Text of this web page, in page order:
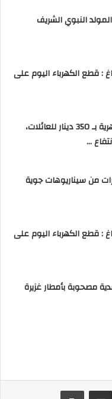
النبوي الشريف
: قطع الكهرباء اليوم على
برنامج يوفر منحة شهرية بـ 350 دينار للعائلات،
…
من سيناريوهات جوية
: قطع الكهرباء اليوم على
مصحوبة بأمطار غزيرة
واتساب